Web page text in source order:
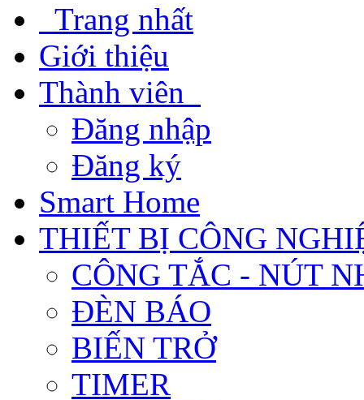
Trang nhất
Giới thiệu
Thành viên
Đăng nhập
Đăng ký
Smart Home
THIẾT BỊ CÔNG
CÔNG TẮC - NÚT
ĐÈN BÁO
BIẾN TRỞ
TIMER